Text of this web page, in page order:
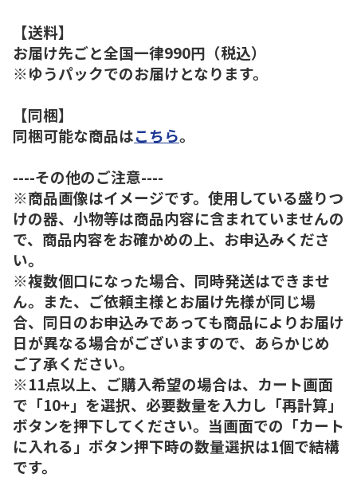
【送料】
お届け先ごと全国一律990円（税込）
※ゆうパックでのお届けとなります。
【同梱】
同梱可能な商品はこちら。
----その他のご注意----
※商品画像はイメージです。使用している盛りつ
けの器、小物等は商品内容に含まれていませんの
で、商品内容をお確かめの上、お申込みくださ
い。
※複数個口になった場合、同時発送はできませ
ん。また、ご依頼主様とお届け先様が同じ場
合、同日のお申込みであっても商品によりお届け
日が異なる場合がございますので、あらかじめ
ご了承ください。
※11点以上、ご購入希望の場合は、カート画面
で「10+」を選択、必要数量を入力し「再計算」
ボタンを押下してください。当画面での「カート
に入れる」ボタン押下時の数量選択は1個で結構
です。